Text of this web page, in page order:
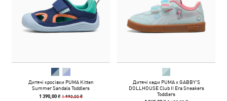
Дитячі кросівки PUMA Kitten
Summer Sandals Toddlers
1 390,00 ₴1 990,00 ₴
Дитячі кеди PUMA x GABBY'S
DOLLHOUSE Club II Era Sneakers
Toddlers